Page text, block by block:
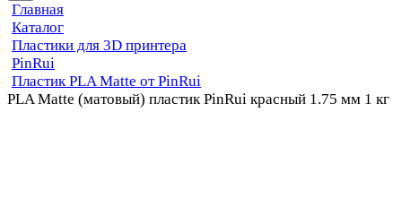
Главная
Каталог
Пластики для 3D принтера
PinRui
Пластик PLA Matte от PinRui
PLA Matte (матовый) пластик PinRui красный 1.75 мм 1 кг